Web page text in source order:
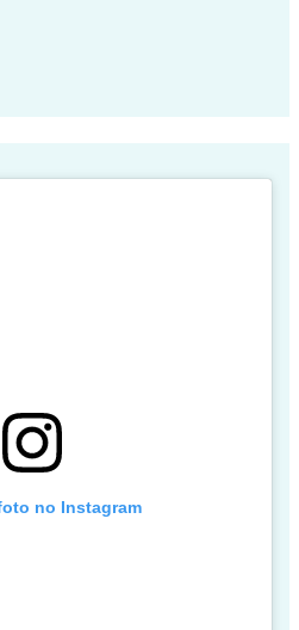
no Instagram